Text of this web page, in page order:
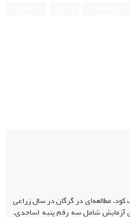
مطالعه‌ای در گرگان در سال زراعی
آزمایش شامل سه رقم پنبه (ساجدی،